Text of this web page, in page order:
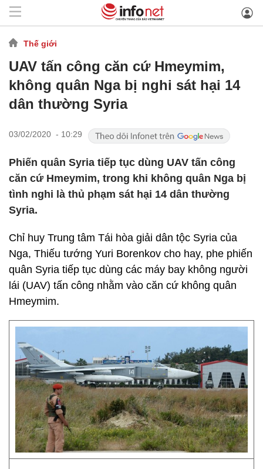
Thế giới
UAV tấn công căn cứ Hmeymim,
không quân Nga bị nghi sát hại 14
dân thường Syria
03/02/2020 - 10:29
Phiến quân Syria tiếp tục dùng UAV tấn công
căn cứ Hmeymim, trong khi không quân Nga bị
tình nghi là thủ phạm sát hại 14 dân thường
Syria.
Chỉ huy Trung tâm Tái hòa giải dân tộc Syria của
Nga, Thiếu tướng Yuri Borenkov cho hay, phe phiến
quân Syria tiếp tục dùng các máy bay không người
lái (UAV) tấn công nhằm vào căn cứ không quân
Hmeymim.